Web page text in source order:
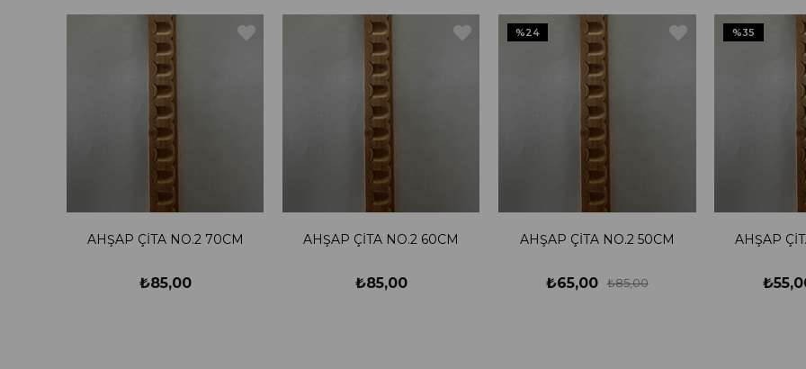
AHŞAP ÇİTA NO.2 70CM
₺85,00
AHŞAP ÇİTA NO.2 60CM
₺85,00
AHŞAP ÇİTA NO.2 50CM
₺65,00 ₺85,00
%24
AHŞAP
%35